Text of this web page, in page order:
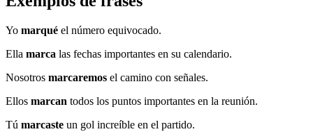
Yo marqué el número equivocado.
Ella marca las fechas importantes en su calendario.
Nosotros marcaremos el camino con señales.
Ellos marcan todos los puntos importantes en la reunión.
Tú marcaste un gol increíble en el partido.